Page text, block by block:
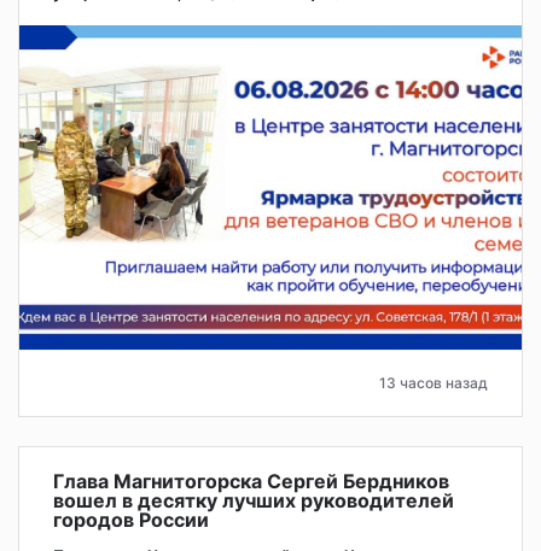
13 часов назад
Глава Магнитогорска Сергей Бердников
вошел в десятку лучших руководителей
городов России